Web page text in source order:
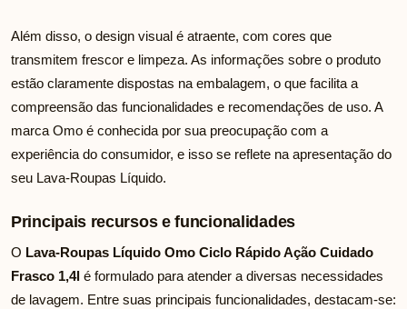
Além disso, o design visual é atraente, com cores que
transmitem frescor e limpeza. As informações sobre o produto
estão claramente dispostas na embalagem, o que facilita a
compreensão das funcionalidades e recomendações de uso. A
marca Omo é conhecida por sua preocupação com a
experiência do consumidor, e isso se reflete na apresentação do
seu Lava-Roupas Líquido.
Principais recursos e funcionalidades
O Lava-Roupas Líquido Omo Ciclo Rápido Ação Cuidado
Frasco 1,4l é formulado para atender a diversas necessidades
de lavagem. Entre suas principais funcionalidades, destacam-se: